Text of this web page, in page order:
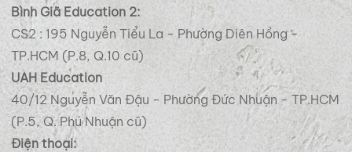
Bình Giã Education 2:
CS2 : 195 Nguyễn Tiểu La - Phường Diên Hồng -
TP.HCM (P.8, Q.10 cũ)
UAH Education
40/12 Nguyễn Văn Đậu - Phường Đức Nhuận - TP.HCM
(P.5, Q. Phú Nhuận cũ)
Điện thoại: